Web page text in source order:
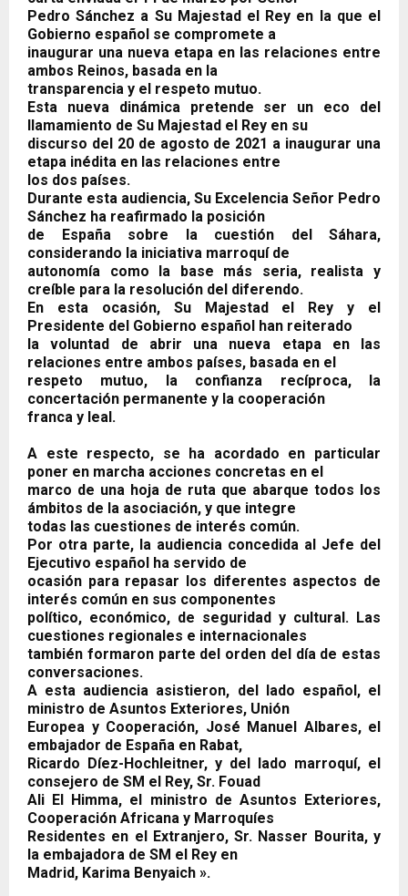
Pedro Sánchez a Su Majestad el Rey en la que el
Gobierno español se compromete a
inaugurar una nueva etapa en las relaciones entre
ambos Reinos, basada en la
transparencia y el respeto mutuo.
Esta nueva dinámica pretende ser un eco del
llamamiento de Su Majestad el Rey en su
discurso del 20 de agosto de 2021 a inaugurar una
etapa inédita en las relaciones entre
los dos países.
Durante esta audiencia, Su Excelencia Señor Pedro
Sánchez ha reafirmado la posición
de España sobre la cuestión del Sáhara,
considerando la iniciativa marroquí de
autonomía como la base más seria, realista y
creíble para la resolución del diferendo.
En esta ocasión, Su Majestad el Rey y el
Presidente del Gobierno español han reiterado
la voluntad de abrir una nueva etapa en las
relaciones entre ambos países, basada en el
respeto mutuo, la confianza recíproca, la
concertación permanente y la cooperación
franca y leal.
A este respecto, se ha acordado en particular
poner en marcha acciones concretas en el
marco de una hoja de ruta que abarque todos los
ámbitos de la asociación, y que integre
todas las cuestiones de interés común.
Por otra parte, la audiencia concedida al Jefe del
Ejecutivo español ha servido de
ocasión para repasar los diferentes aspectos de
interés común en sus componentes
político, económico, de seguridad y cultural. Las
cuestiones regionales e internacionales
también formaron parte del orden del día de estas
conversaciones.
A esta audiencia asistieron, del lado español, el
ministro de Asuntos Exteriores, Unión
Europea y Cooperación, José Manuel Albares, el
embajador de España en Rabat,
Ricardo Díez-Hochleitner, y del lado marroquí, el
consejero de SM el Rey, Sr. Fouad
Ali El Himma, el ministro de Asuntos Exteriores,
Cooperación Africana y Marroquíes
Residentes en el Extranjero, Sr. Nasser Bourita, y
la embajadora de SM el Rey en
Madrid, Karima Benyaich ».